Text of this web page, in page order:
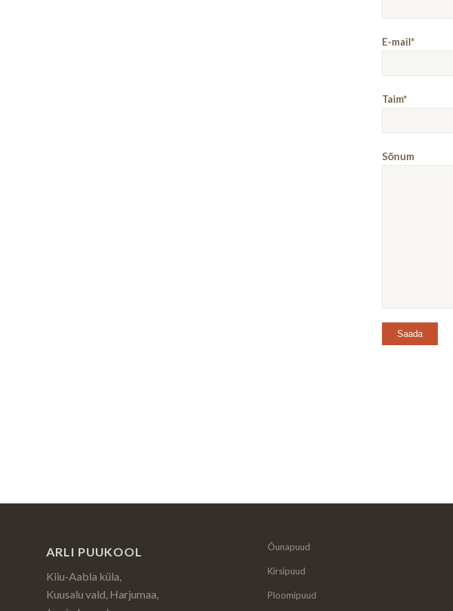
E-mail*
Taim*
Sõnum
ARLI PUUKOOL
Kiiu-Aabla küla,
Kuusalu vald, Harjumaa,
Õunapuud
Kirsipuud
Ploomipuud